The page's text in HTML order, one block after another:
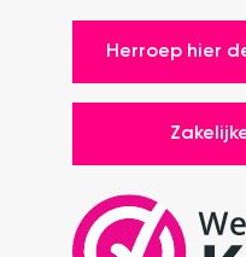
Herroep hier